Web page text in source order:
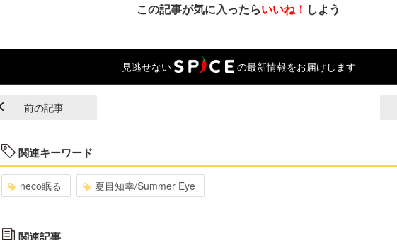
この記事が気に入ったらいいね！ しよう
見逃せない の最新情報をお届けします
前の記事
関連キーワード
neco眠る 夏目知幸/Summer Eye
関連記事